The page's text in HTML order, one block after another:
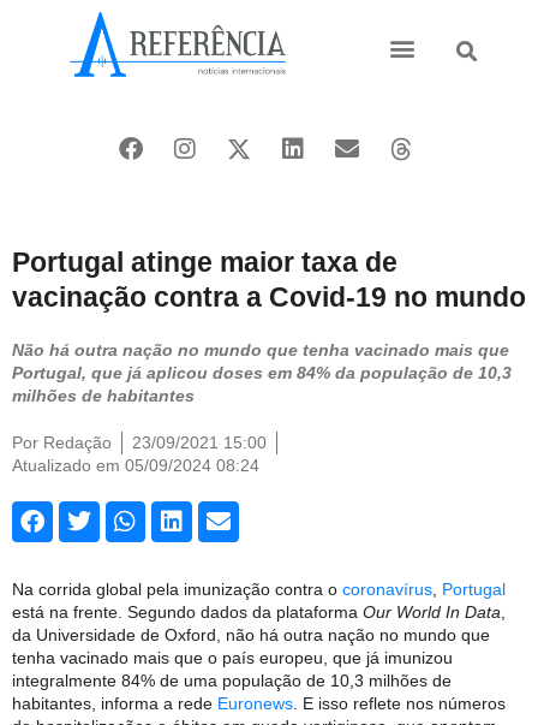
Portugal atinge maior taxa de
vacinação contra a Covid-19 no mundo
Não há outra nação no mundo que tenha vacinado mais que
Portugal, que já aplicou doses em 84% da população de 10,3
milhões de habitantes
Por Redação
23/09/2021 15:00
Atualizado em 05/09/2024 08:24
Na corrida global pela imunização contra o coronavírus Portugal
está na frente. Segundo dados da plataforma Our World In Data
da Universidade de Oxford, não há outra nação no mundo que
tenha vacinado mais que o país europeu, que já imunizou
integralmente 84% de uma população de 10,3 milhões de
habitantes, informa a rede Euronews . E isso reflete nos números